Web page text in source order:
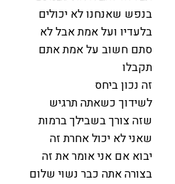
בנפש שאנחנו לא יכולים
בלעדיו ועל אמת אבל לא
סתם חשוב על אמת אתם
תקבלו
זה נכון ביחס
לשידוך כשאתה תרגיש
שזה צורך בשבילך ברמות
שאני לא יכול אחרת זה
יבוא אם אני אומר את זה
בצורה אתה כבר נשוי שלום